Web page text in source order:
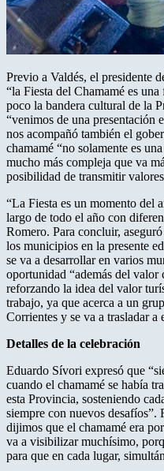
Previo a Valdés, el presidente
“la Fiesta del Chamamé es
poco la bandera cultural de la
“venimos de una presentación
nos acompañó también el
chamamé “no solamente es
mucho más compleja que va
posibilidad de transmitir
“La Fiesta es un momento del
largo de todo el año con
Romero. Para concluir,
los municipios en la presente
se va a desarrollar en varios
oportunidad “además del
reforzando la idea del valor
trabajo, ya que acerca a un
Corrientes y se va a trasladar a
Detalles de la celebración
Eduardo Sívori expresó que
cuando el chamamé se había
esta Provincia, sosteniendo
siempre con nuevos desafíos”.
dijimos que el chamamé era
va a visibilizar muchísimo,
para que en cada lugar,